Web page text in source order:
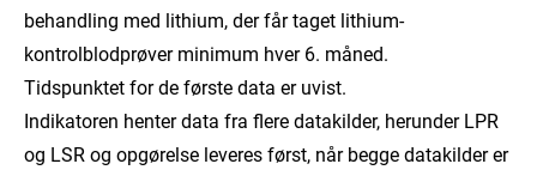
behandling med lithium, der får taget lithium-
kontrolblodprøver minimum hver 6. måned.
Tidspunktet for de første data er uvist.
Indikatoren henter data fra flere datakilder, herunder LPR
og LSR og opgørelse leveres først, når begge datakilder er